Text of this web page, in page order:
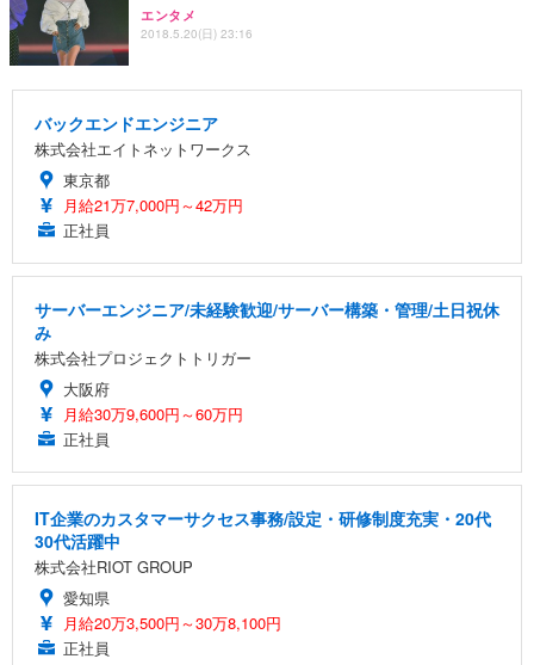
エンタメ
2018.5.20(日) 23:16
バックエンドエンジニア
株式会社エイトネットワークス
東京都
月給21万7,000円～42万円
正社員
サーバーエンジニア/未経験歓迎/サーバー構築・管理/土日祝休
み
株式会社プロジェクトトリガー
大阪府
月給30万9,600円～60万円
正社員
IT企業のカスタマーサクセス事務/設定・研修制度充実・20代
30代活躍中
株式会社RIOT GROUP
愛知県
月給20万3,500円～30万8,100円
正社員